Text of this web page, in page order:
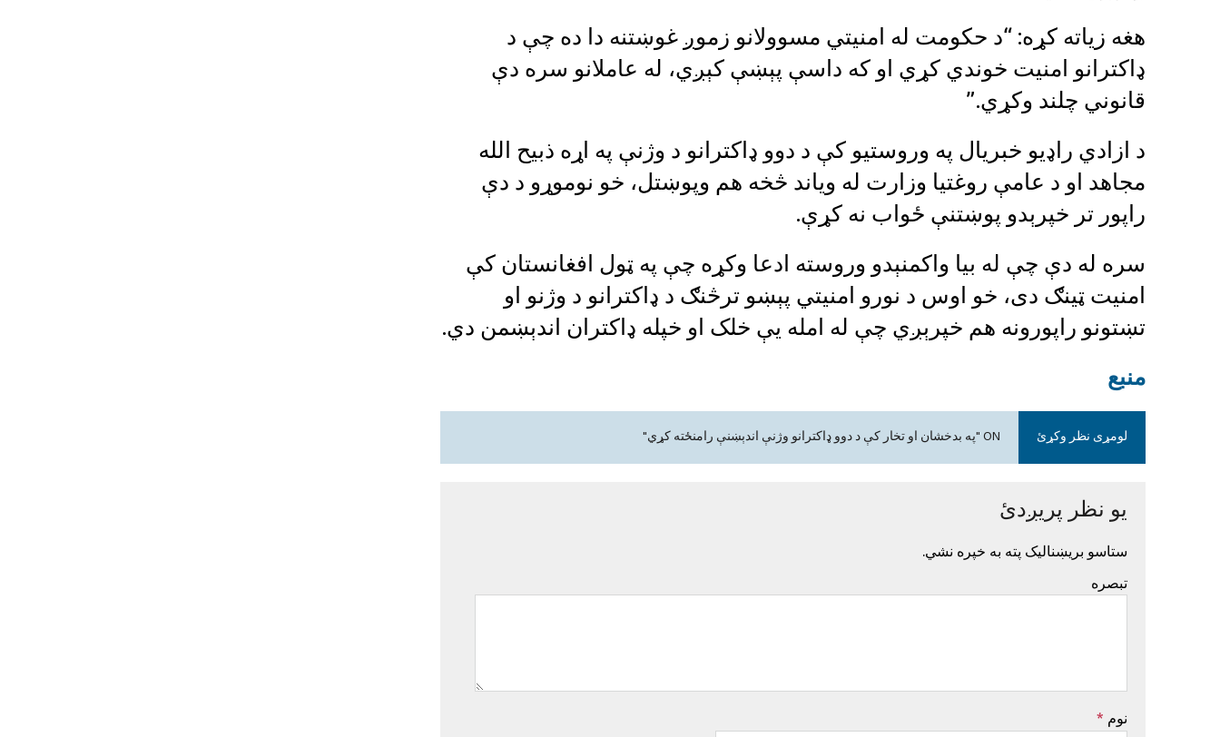
هغه زیاته کړه: “د حکومت له امنیتي مسوولانو زموږ غوښتنه دا ده چې د
ډاکترانو امنیت خوندي کړي او که داسې پېښې کېږي، له عاملانو سره دې
قانوني چلند وکړي.”
د ازادي راډیو خبریال په وروستیو کې د دوو ډاکترانو د وژنې په اړه ذبیح الله
مجاهد او د عامې روغتیا وزارت له ویاند څخه هم وپوښتل، خو نوموړو د دې
راپور تر خپرېدو پوښتنې ځواب نه کړې.
سره له دې چې له بیا واکمنېدو وروسته ادعا وکړه چې په ټول افغانستان کې
امنیت ټینګ دی، خو اوس د نورو امنیتي پېښو ترڅنګ د ډاکترانو د وژنو او
تښتونو راپورونه هم خپرېږي چې له امله یې خلک او خپله ډاکتران اندېښمن دي.
منبع
لومړی نظر وکړئ ON "په بدخشان او تخار کې د دوو ډاکترانو وژنې اندېښنې رامنځته کړي"
یو نظر پریږدئ
ستاسو بریښنالیک پته به خپره نشي.
تبصره
نوم *